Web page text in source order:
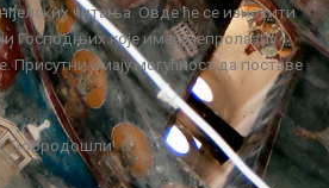
читања. Овде ће се износити
Господњих које имају непролазну
Присутни имају могућност да поставе
Добродошли!